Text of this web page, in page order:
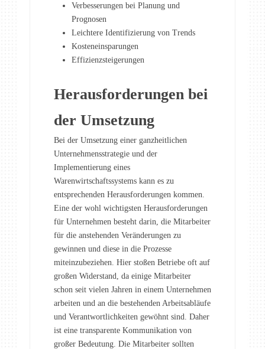
Verbesserungen bei Planung und
Prognosen
Leichtere Identifizierung von Trends
Kosteneinsparungen
Effizienzsteigerungen
Herausforderungen bei
der Umsetzung
Bei der Umsetzung einer ganzheitlichen
Unternehmensstrategie und der
Implementierung eines
Warenwirtschaftssystems kann es zu
entsprechenden Herausforderungen kommen.
Eine der wohl wichtigsten Herausforderungen
für Unternehmen besteht darin, die Mitarbeiter
für die anstehenden Veränderungen zu
gewinnen und diese in die Prozesse
miteinzubeziehen. Hier stoßen Betriebe oft auf
großen Widerstand, da einige Mitarbeiter
schon seit vielen Jahren in einem Unternehmen
arbeiten und an die bestehenden Arbeitsabläufe
und Verantwortlichkeiten gewöhnt sind. Daher
ist eine transparente Kommunikation von
großer Bedeutung. Die Mitarbeiter sollten